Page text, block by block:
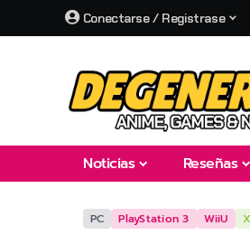
Conectarse / Registrase
Noticias Reseñas
PC PlayStation 3 WiiU